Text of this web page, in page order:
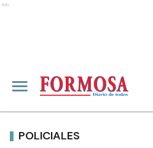
Ads
POLICIALES